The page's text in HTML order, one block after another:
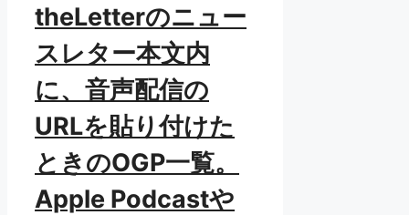
theLetterのニュー
スレター本文内
に、音声配信の
URLを貼り付けた
ときのOGP一覧。
Apple Podcastや